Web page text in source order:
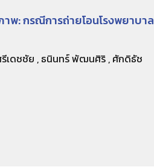
พ: กรณีการถ่ายโอนโรงพยาบาล
เดชชัย , ธนินทร์ พัฒนศิริ , ศักดิธัช